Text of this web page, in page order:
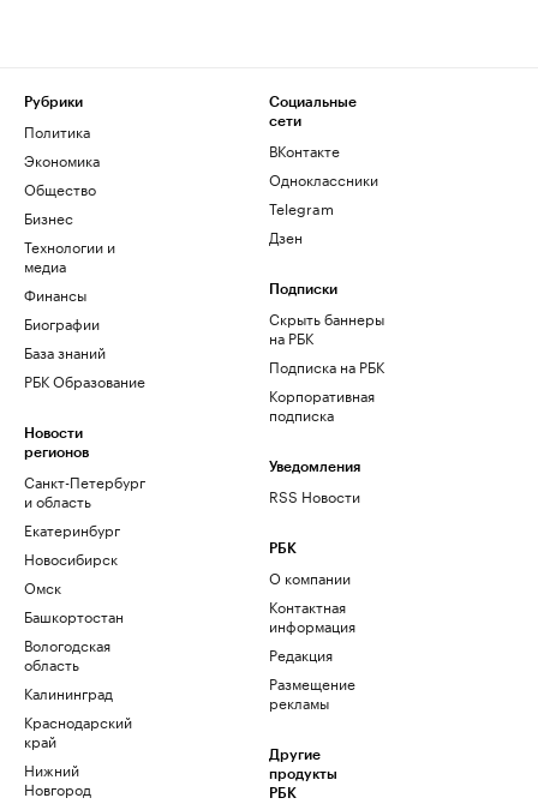
Рубрики
Политика
Экономика
Общество
Бизнес
Технологии и
медиа
Финансы
Биографии
База знаний
РБК Образование
Новости
регионов
Санкт-Петербург
и область
Екатеринбург
Новосибирск
Омск
Башкортостан
Вологодская
область
Калининград
Краснодарский
край
Нижний
Новгород
Социальные
сети
ВКонтакте
Одноклассники
Telegram
Дзен
Подписки
Скрыть баннеры
на РБК
Подписка на РБК
Корпоративная
подписка
Уведомления
RSS Новости
РБК
О компании
Контактная
информация
Редакция
Размещение
рекламы
Другие
продукты
РБК